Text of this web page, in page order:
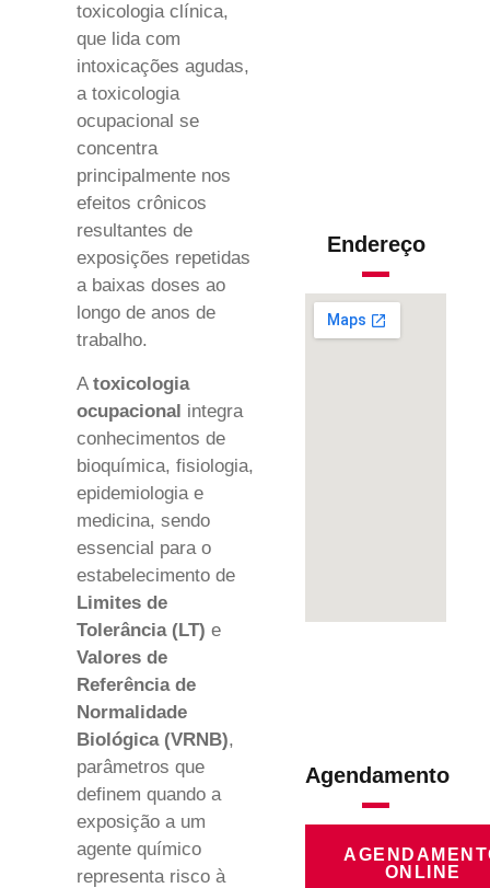
toxicologia clínica,
que lida com
intoxicações agudas,
a toxicologia
ocupacional se
concentra
principalmente nos
efeitos crônicos
resultantes de
exposições repetidas
a baixas doses ao
longo de anos de
trabalho.
A toxicologia
ocupacional integra
conhecimentos de
bioquímica, fisiologia,
epidemiologia e
medicina, sendo
essencial para o
estabelecimento de
Limites de
Tolerância (LT) e
Valores de
Referência de
Normalidade
Biológica (VRNB),
parâmetros que
definem quando a
exposição a um
agente químico
representa risco à
Endereço
Agendamento
ONLINE